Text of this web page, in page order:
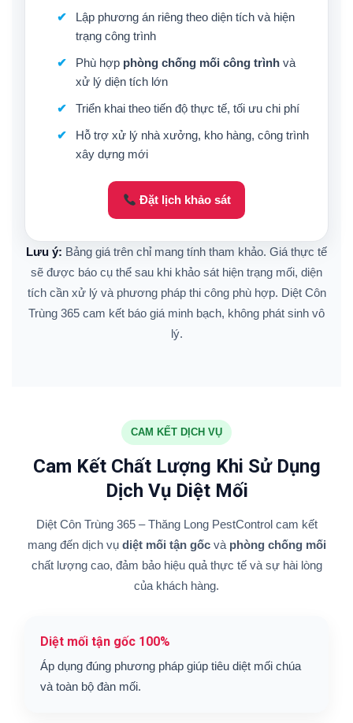
Lập phương án riêng theo diện tích và hiện
trạng công trình
Phù hợp phòng chống mối công trìnhvà
xử lý diện tích lớn
Triển khai theo tiến độ thực tế, tối ưu chi phí
Hỗ trợ xử lý nhà xưởng, kho hàng, công trình
xây dựng mới
Đặt lịch khảo sát
Lưu ý: Bảng giá trên chỉ mang tính tham khảo. Giá thực tế
sẽ được báo cụ thể sau khi khảo sát hiện trạng mối, diện
tích cần xử lý và phương pháp thi công phù hợp. Diệt Côn
Trùng 365 cam kết báo giá minh bạch, không phát sinh vô
lý.
CAM KẾT DỊCH VỤ
Cam Kết Chất Lượng Khi Sử Dụng
Dịch Vụ Diệt Mối
Diệt Côn Trùng 365 – Thăng Long PestControl cam kết
mang đến dịch vụ diệt mối tận gốcvà phòng chống mối
chất lượng cao, đảm bảo hiệu quả thực tế và sự hài lòng
của khách hàng.
Diệt mối tận gốc 100%
Áp dụng đúng phương pháp giúp tiêu diệt mối chúa
và toàn bộ đàn mối.